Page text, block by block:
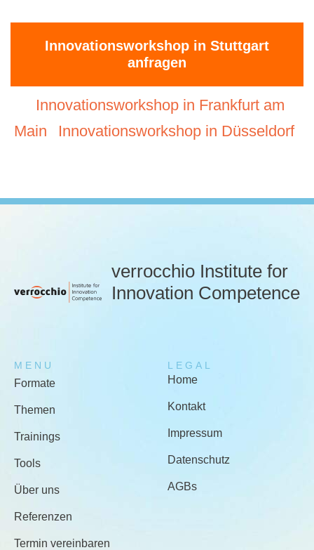
Innovationsworkshop in Stuttgart
anfragen
Innovationsworkshop in Frankfurt am
Main
Innovationsworkshop in Düsseldorf
verrocchio Institute for
Innovation Competence
MENU
Formate
Themen
Trainings
Tools
Über uns
Referenzen
Termin vereinbaren
LEGAL
Home
Kontakt
Impressum
Datenschutz
AGBs